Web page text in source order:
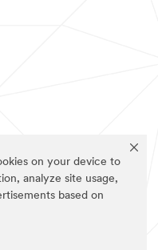
on your device to
analyze site usage,
based on